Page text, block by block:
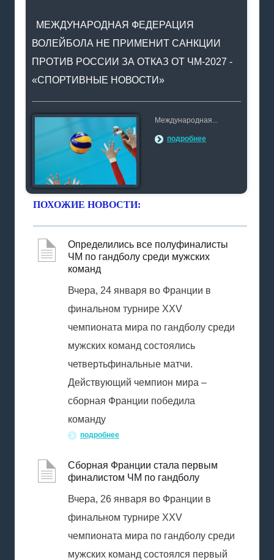
МЕЖДУНАРОДНАЯ ФЕДЕРАЦИЯ
ВОЛЕЙБОЛА НЕ ПРИМЕНИТ САНКЦИИ
ПРОТИВ РОССИИ ЗА ОТКАЗ ОТ ЧМ-2027 -
«СПОРТИВНЫЕ НОВОСТИ»
Международная...
подробнее
ПОХОЖИЕ НОВОСТИ:
Определились все полуфиналисты
ЧМ по гандболу среди мужских
команд
Вчера, 24 января во Франции в
финальном турнире XXV
чемпионата мира по гандболу среди
мужских команд состоялись
четвертьфинальные матчи.
Действующий чемпион мира –
сборная Франции победила
команду
подробнее
Сборная Франции стала первым
финалистом ЧМ по гандболу
Вчера, 26 января во Франции в
финальном турнире XXV
чемпионата мира по гандболу среди
мужских команд состоялся первый